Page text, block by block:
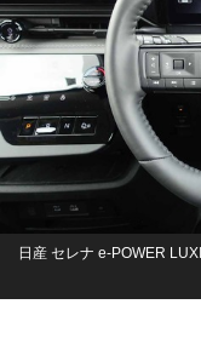
日産 セレナ e-POWER